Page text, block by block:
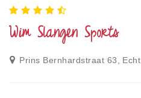
Wim Slangen Sports
Prins Bernhardstraat 63, Echt